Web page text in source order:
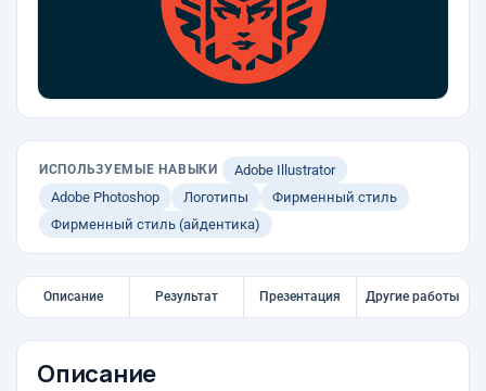
ИСПОЛЬЗУЕМЫЕ НАВЫКИ
Adobe Illustrator
Adobe Photoshop
Логотипы
Фирменный стиль
Фирменный стиль (айдентика)
Описание Результат Презентация Другие работы
Описание